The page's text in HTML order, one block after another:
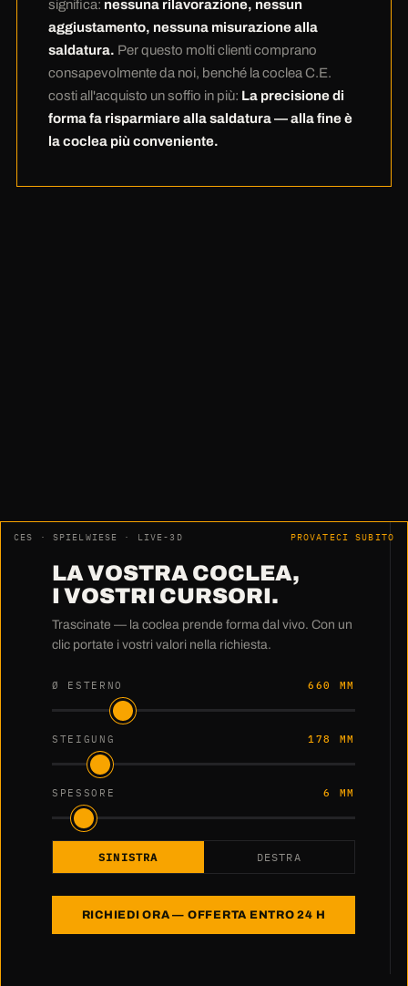
voi. Alla fine dei conti la coclea C.E. è quella più
conveniente.
significa: nessuna rilavorazione, nessun
aggiustamento, nessuna misurazione alla
saldatura. Per questo molti clienti comprano
consapevolmente da noi, benché la coclea C.E.
costi all'acquisto un soffio in più: La precisione di
forma fa risparmiare alla saldatura — alla fine è
la coclea più conveniente.
CES · SPIELWIESE · LIVE-3D PROVATECI SUBITO
LA VOSTRA COCLEA,
I VOSTRI CURSORI.
Trascinate — la coclea prende forma dal vivo. Con un
clic portate i vostri valori nella richiesta.
Ø ESTERNO 660 MM
STEIGUNG 178 MM
SPESSORE 6 MM
SINISTRA DESTRA
RICHIEDI ORA — OFFERTA ENTRO 24 H